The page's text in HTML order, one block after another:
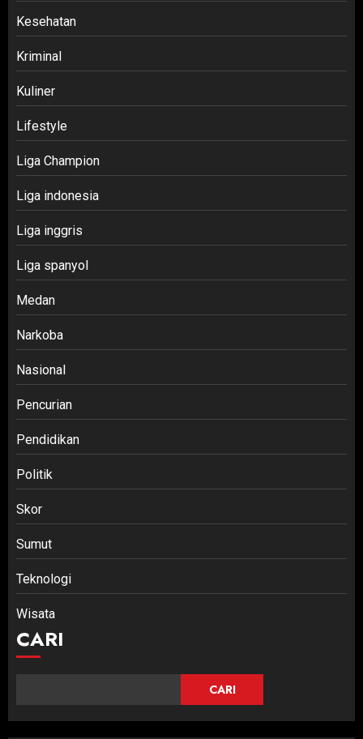
Kesehatan
Kriminal
Kuliner
Lifestyle
Liga Champion
Liga indonesia
Liga inggris
Liga spanyol
Medan
Narkoba
Nasional
Pencurian
Pendidikan
Politik
Skor
Sumut
Teknologi
Wisata
CARI
CARI